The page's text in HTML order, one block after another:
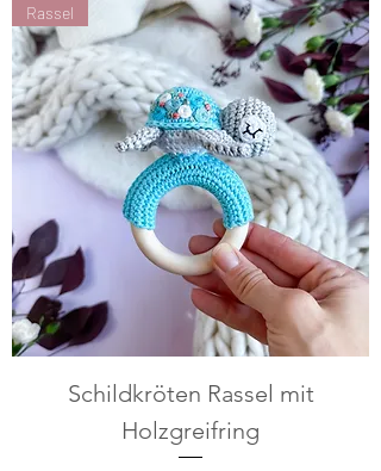
Rassel
Schildkröten Rassel mit
Holzgreifring